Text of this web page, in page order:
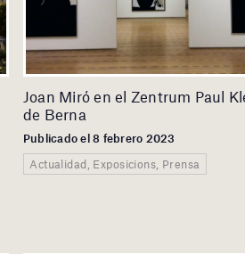
Joan Miró en el Zentrum Paul
de Berna
Publicado el 8 febrero 2023
Actualidad, Exposicions, Prensa